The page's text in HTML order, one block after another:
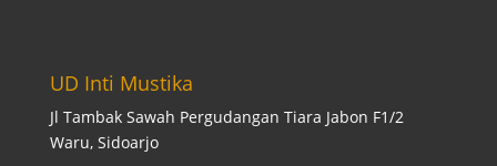
UD Inti Mustika
Jl Tambak Sawah Pergudangan Tiara Jabon F1/2
Waru, Sidoarjo